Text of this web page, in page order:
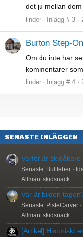
det ju mellan
linder Inlägg # 3
Burton Step-
Om du inte har
kommentarer
linder Inlägg # 4
SENASTE INLÄGGEN
Varför är
Senaste: Bultfeber
Allmänt skidsnack
Var är bilden
Senaste: PisteCarver
Allmänt skidsnack
[Artikel] Historiskt